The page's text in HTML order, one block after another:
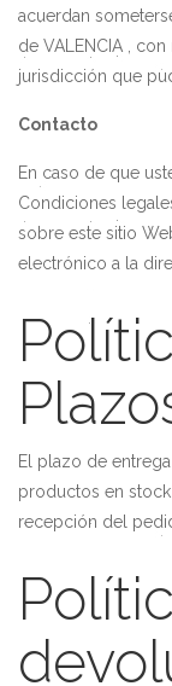
acuerdan
de VALENCIA ,
jurisdicción que
Contacto
En caso de que
Condiciones
sobre este sitio
electrónico a la
El plazo de
productos en
recepción del